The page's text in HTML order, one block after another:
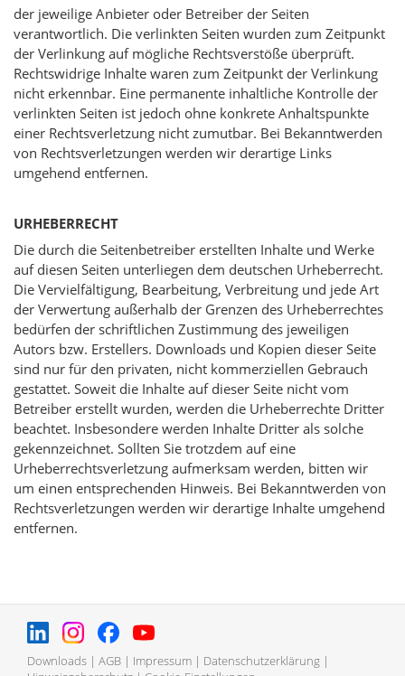
der jeweilige Anbieter oder Betreiber der Seiten
verantwortlich. Die verlinkten Seiten wurden zum Zeitpunkt
der Verlinkung auf mögliche Rechtsverstöße überprüft.
Rechtswidrige Inhalte waren zum Zeitpunkt der Verlinkung
nicht erkennbar. Eine permanente inhaltliche Kontrolle der
verlinkten Seiten ist jedoch ohne konkrete Anhaltspunkte
einer Rechtsverletzung nicht zumutbar. Bei Bekanntwerden
von Rechtsverletzungen werden wir derartige Links
umgehend entfernen.
URHEBERRECHT
Die durch die Seitenbetreiber erstellten Inhalte und Werke
auf diesen Seiten unterliegen dem deutschen Urheberrecht.
Die Vervielfältigung, Bearbeitung, Verbreitung und jede Art
der Verwertung außerhalb der Grenzen des Urheberrechtes
bedürfen der schriftlichen Zustimmung des jeweiligen
Autors bzw. Erstellers. Downloads und Kopien dieser Seite
sind nur für den privaten, nicht kommerziellen Gebrauch
gestattet. Soweit die Inhalte auf dieser Seite nicht vom
Betreiber erstellt wurden, werden die Urheberrechte Dritter
beachtet. Insbesondere werden Inhalte Dritter als solche
gekennzeichnet. Sollten Sie trotzdem auf eine
Urheberrechtsverletzung aufmerksam werden, bitten wir
um einen entsprechenden Hinweis. Bei Bekanntwerden von
Rechtsverletzungen werden wir derartige Inhalte umgehend
entfernen.
Downloads | AGB | Impressum | Datenschutzerklärung |